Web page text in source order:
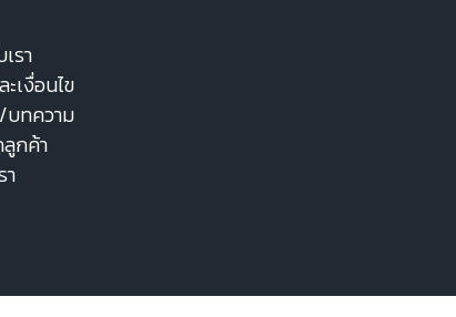
รา
ะเงื่อนไข
บทความ
ลูกค้า
า